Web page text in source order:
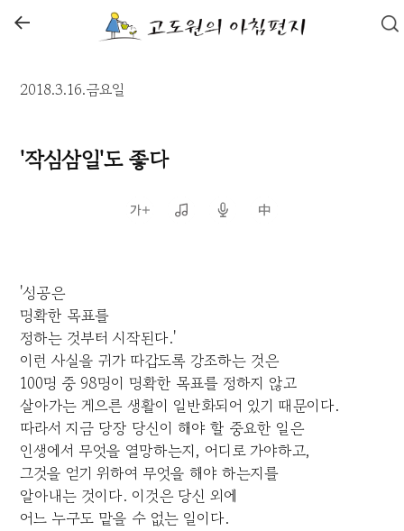
←
2018.3.16.금요일
'작심삼일'도 좋다
'성공은
명확한 목표를
정하는 것부터 시작된다.'
이런 사실을 귀가 따갑도록 강조하는 것은
100명 중 98명이 명확한 목표를 정하지 않고
살아가는 게으른 생활이 일반화되어 있기 때문이다.
따라서 지금 당장 당신이 해야 할 중요한 일은
인생에서 무엇을 열망하는지, 어디로 가야하고,
그것을 얻기 위하여 무엇을 해야 하는지를
알아내는 것이다. 이것은 당신 외에
어느 누구도 맡을 수 없는 일이다.